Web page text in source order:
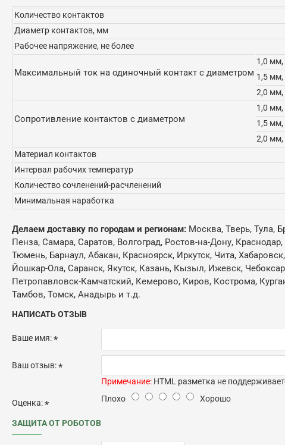
Количество контактов
Диаметр контактов, мм
Рабочее напряжение, не более
Максимальный ток на одиночный контакт с диаметром
1,0 мм,
1,5 мм,
2,0 мм,
Сопротивление контактов с диаметром
1,0 мм,
1,5 мм,
2,0 мм,
Материал контактов
Интервал рабочих температур
Количество сочленений-расчленений
Минимальная наработка
Делаем доставку по городам и регионам: Москва, Тверь, Тула,
Пенза, Самара, Саратов, Волгоград, Ростов-на-Дону,
Тюмень, Барнаул, Абакан, Красноярск, Иркутск, Чита,
Йошкар-Ола, Саранск, Якутск, Казань, Кызыл, Ижевск,
Петропавловск-Камчатский, Кемерово, Киров, Кострома,
Тамбов, Томск, Анадырь и т.д.
НАПИСАТЬ ОТЗЫВ
Ваше имя:
Ваш отзыв:
Примечание: HTML разметка не
Оценка: Плохо Хорошо
ЗАЩИТА ОТ РОБОТОВ